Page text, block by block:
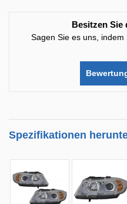
Besitzen Sie
Sagen Sie es uns,
Spezifikationen